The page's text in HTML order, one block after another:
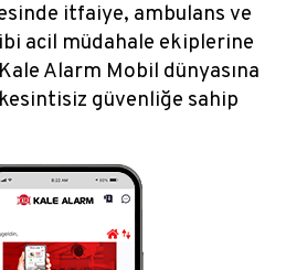
itfaiye, ambulans ve
acil müdahale ekiplerine
Alarm Mobil dünyasına
güvenliğe sahip